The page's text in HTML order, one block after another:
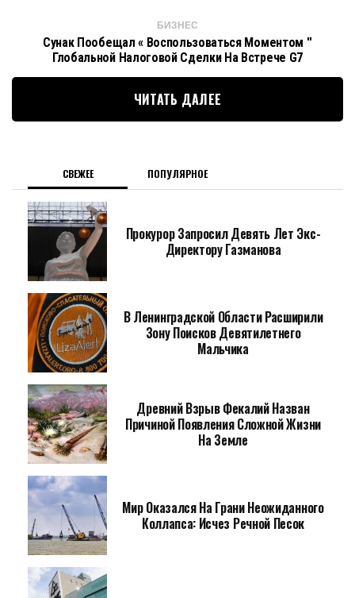
БИЗНЕС
Сунак Пообещал « Воспользоваться Моментом ''
Глобальной Налоговой Сделки На Встрече G7
ЧИТАТЬ ДАЛЕЕ
СВЕЖЕЕ ПОПУЛЯРНОЕ
Прокурор Запросил Девять Лет Экс-
Директору Газманова
В Ленинградской Области Расширили
Зону Поисков Девятилетнего
Мальчика
Древний Взрыв Фекалий Назван
Причиной Появления Сложной Жизни
На Земле
Мир Оказался На Грани Неожиданного
Коллапса: Исчез Речной Песок